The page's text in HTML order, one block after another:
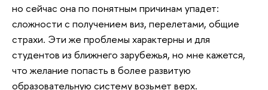
но сейчас она по понятным причинам упадет:
сложности с получением виз, перелетами, общие
страхи. Эти же проблемы характерны и для
студентов из ближнего зарубежья, но мне кажется,
что желание попасть в более развитую
образовательную систему возьмет верх.